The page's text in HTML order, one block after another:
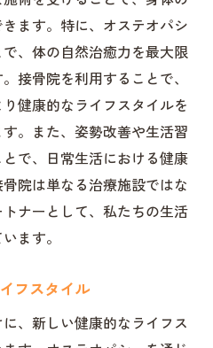
ます。特に、オステオパシ
、体の自然治癒力を最大限
接骨院を利用することで、
健康的なライフスタイルを
。また、姿勢改善や生活習
で、日常生活における健康
院は単なる治療施設ではな
ナーとして、私たちの生活
ます。
フスタイル
、新しい健康的なライフス